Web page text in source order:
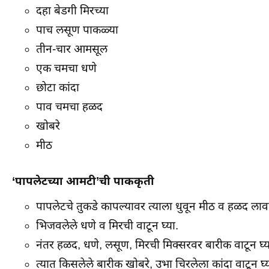
दहा बेडगी मिरच्या
पाच लसूण पाकळ्या
तीन-चार आमसूल
एक चमचा धणे
छोटा कांदा
पाव चमचा हळद
खोबरे
मीठ
‘पापलेटच्या आमटी’ची पाककृती
पापलेटचे तुकडे कापल्यावर त्याला धुवून मीठ व हळद
भिजवलेले धणे व मिरची वाटून घ्या.
नंतर हळद, धणे, लसूण, मिरची मिक्सरवर बारीक वाटून
त्यात किसलेले बारीक खोबरे, उभा चिरलेला कांदा वाटून